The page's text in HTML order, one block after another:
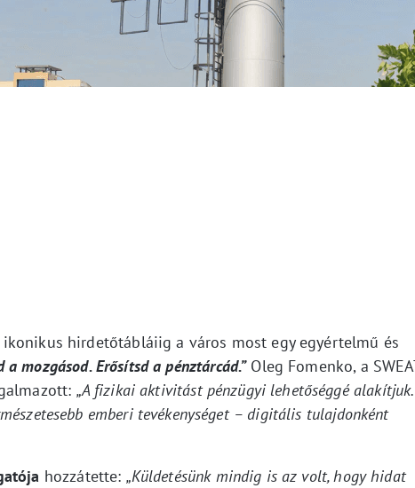
hirdetőtábláiig a város most egy egyértelmű és
a mozgásod. Erősítsd a pénztárcád.”Oleg Fomenko, a
„A fizikai aktivitást pénzügyi lehetőséggé alakítjuk.
emberi tevékenységet – digitális tulajdonként
hozzátette: „Küldetésünk mindig is az volt, hogy hidat